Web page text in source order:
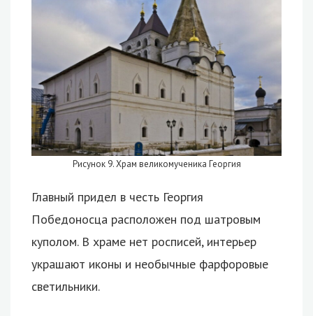
Рисунок 9. Храм великомученика Георгия
Главный придел в честь Георгия
Победоносца расположен под шатровым
куполом. В храме нет росписей, интерьер
украшают иконы и необычные фарфоровые
светильники.